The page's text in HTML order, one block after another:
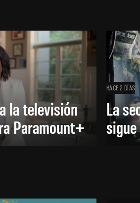
la televisión
Paramount+
HACE 2 DÍAS
La